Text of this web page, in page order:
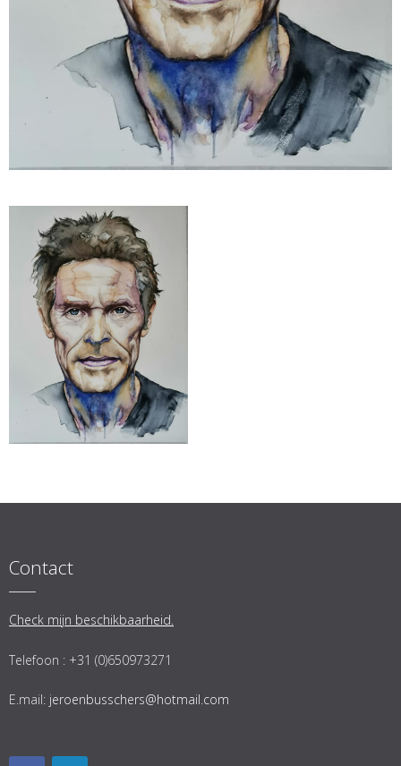
Contact
Check mijn beschikbaarheid.
Telefoon : +31 (0)650973271
E.mail: jeroenbusschers@hotmail.com